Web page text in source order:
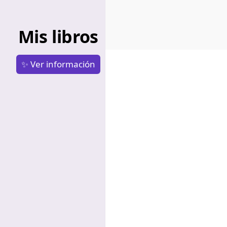
Mis libros
✨ Ver información